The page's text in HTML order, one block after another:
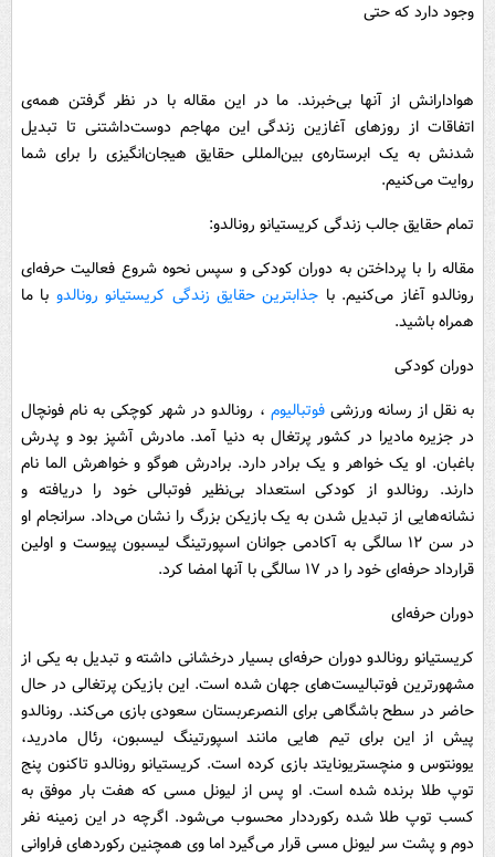
وجود دارد که حتی
هوادارانش از آنها بی‌خبرند. ما در این مقاله با در نظر گرفتن همه‌ی
اتفاقات از روزهای آغازین زندگی این مهاجم دوست‌داشتنی تا تبدیل
شدنش به یک ابرستاره‌ی بین‌المللی حقایق هیجان‌انگیزی را برای شما
روایت می‌کنیم.
تمام حقایق جالب زندگی کریستیانو رونالدو:
مقاله را با پرداختن به دوران کودکی و سپس نحوه شروع فعالیت حرفه‌ای
رونالدو آغاز می‌کنیم. با جذابترین حقایق زندگی کریستیانو رونالدو با ما
همراه باشید.
دوران کودکی
به نقل از رسانه ورزشیفوتبالیوم ، رونالدو در شهر کوچکی به نام فونچال
در جزیره مادیرا در کشور پرتغال به دنیا آمد. مادرش آشپز بود و پدرش
باغبان. او یک خواهر و یک برادر دارد. برادرش هوگو و خواهرش الما نام
دارند. رونالدو از کودکی استعداد بی‌نظیر فوتبالی خود را دریافته و
نشانه‌هایی از تبدیل شدن به یک بازیکن بزرگ را نشان می‌داد. سرانجام او
در سن ۱۲ سالگی به آکادمی جوانان اسپورتینگ لیسبون پیوست و اولین
قرارداد حرفه‌ای خود را در ۱۷ سالگی با آنها امضا کرد.
دوران حرفه‌ای
کریستیانو رونالدو دوران حرفه‌ای بسیار درخشانی داشته و تبدیل به یکی از
مشهورترین فوتبالیست‌های جهان شده است. این بازیکن پرتغالی در حال
حاضر در سطح باشگاهی برای النصرعربستان سعودی بازی می‌کند. رونالدو
پیش از این برای تیم هایی مانند اسپورتینگ لیسبون، رئال مادرید،
یوونتوس و منچستریونایتد بازی کرده است. کریستیانو رونالدو تاکنون پنج
توپ طلا برنده شده است. او پس از لیونل مسی که هفت بار موفق به
کسب توپ طلا شده رکورددار محسوب می‌شود. اگرچه در این زمینه نفر
دوم و پشت سر لیونل مسی قرار می‌گیرد اما وی همچنین رکوردهای فراوانی